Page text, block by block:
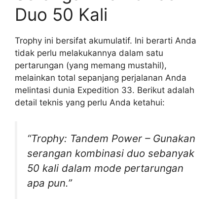
Duo 50 Kali
Trophy ini bersifat akumulatif. Ini berarti Anda
tidak perlu melakukannya dalam satu
pertarungan (yang memang mustahil),
melainkan total sepanjang perjalanan Anda
melintasi dunia Expedition 33. Berikut adalah
detail teknis yang perlu Anda ketahui:
“Trophy: Tandem Power – Gunakan
serangan kombinasi duo sebanyak
50 kali dalam mode pertarungan
apa pun.”